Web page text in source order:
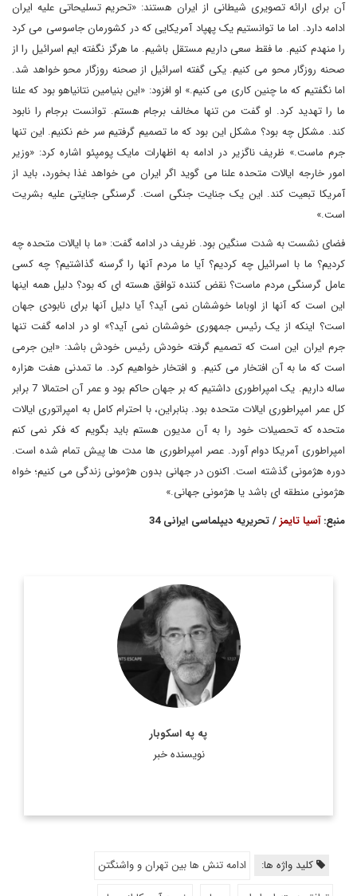
آن برای ارائه تصویری شیطانی از ایران هستند: «تحریم تسلیحاتی علیه ایران
ادامه دارد. اما ما توانستیم یک پهپاد آمریکایی که در کشورمان جاسوسی می کرد
را منهدم کنیم. ما فقط سعی داریم مستقل باشیم. ما هرگز نگفته ایم اسرائیل را از
صحنه روزگار محو می کنیم. یکی گفته اسرائیل از صحنه روزگار محو خواهد شد.
اما نگفتیم که ما چنین کاری می کنیم.» او افزود: «این بنیامین نتانیاهو بود که علنا
ما را تهدید کرد. او گفت من تنها مخالف برجام هستم. توانست برجام را نابود
کند. مشکل چه بود؟ مشکل این بود که ما تصمیم گرفتیم سر خم نکنیم. این تنها
جرم ماست.» ظریف ناگزیر در ادامه به اظهارات مایک پومپئو اشاره کرد: «وزیر
امور خارجه ایالات متحده علنا می گوید اگر ایران می خواهد غذا بخورد، باید از
آمریکا تبعیت کند. این یک جنایت جنگی است. گرسنگی جنایتی علیه بشریت
است.»
فضای نشست به شدت سنگین بود. ظریف در ادامه گفت: «ما با ایالات متحده چه
کردیم؟ ما با اسرائیل چه کردیم؟ آیا ما مردم آنها را گرسنه گذاشتیم؟ چه کسی
عامل گرسنگی مردم ماست؟ نقض کننده توافق هسته ای که بود؟ دلیل همه اینها
این است که آنها از اوباما خوششان نمی آید؟ آیا دلیل آنها برای نابودی جهان
است؟ اینکه از یک رئیس جمهوری خوششان نمی آید؟» او در ادامه گفت تنها
جرم ایران این است که تصمیم گرفته خودش رئیس خودش باشد: «این جرمی
است که ما به آن افتخار می کنیم. و افتخار خواهیم کرد. ما تمدنی هفت هزاره
ساله داریم. یک امپراطوری داشتیم که بر جهان حاکم بود و عمر آن احتمالا 7 برابر
کل عمر امپراطوری ایالات متحده بود. بنابراین، با احترام کامل به امپراتوری ایالات
متحده که تحصیلات خود را به آن مدیون هستم باید بگویم که فکر نمی کنم
امپراطوری آمریکا دوام آورد. عصر امپراطوری ها مدت ها پیش تمام شده است.
دوره هژمونی گذشته است. اکنون در جهانی بدون هژمونی زندگی می کنیم؛ خواه
هژمونی منطقه ای باشد یا هژمونی جهانی.»
منبع:آسیا تایمز/ تحریریه دیپلماسی ایرانی 34
په په اسکوبار
نویسنده خبر
ستون نويس نشريهآسيا تايمزاست و همچنين به عنوان تحليلگر
با شبكه راشا تودي، تام ديسپچ ...
اطلاعات بیشتر
کلید واژه ها:
ادامه تنش ها بین تهران و واشنگتن